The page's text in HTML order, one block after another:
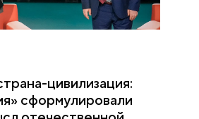
цивилизация:
сформулировали